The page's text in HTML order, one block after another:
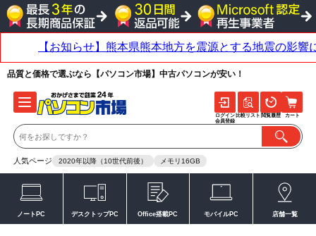
品質と価格で選ぶなら【パソコン市場】中古パソコンが安い！
人気ページ 2020年以降（10世代前後） メモリ16GB
ログイン
会員登録
比較リスト 閲覧履歴 カート
ノートPC デスクトップPC Office搭載PC モバイルPC 店舗一覧